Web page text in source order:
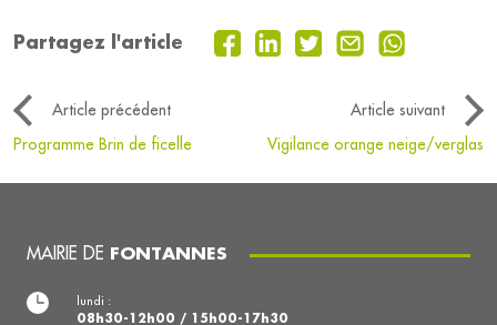
Partagez l'article
Article précédent
Article suivant
Programme Brin de ficelle
Vigilance orange neige/verglas
MAIRIE DE FONTANNES
lundi :
08h30-12h00 / 15h00-17h30